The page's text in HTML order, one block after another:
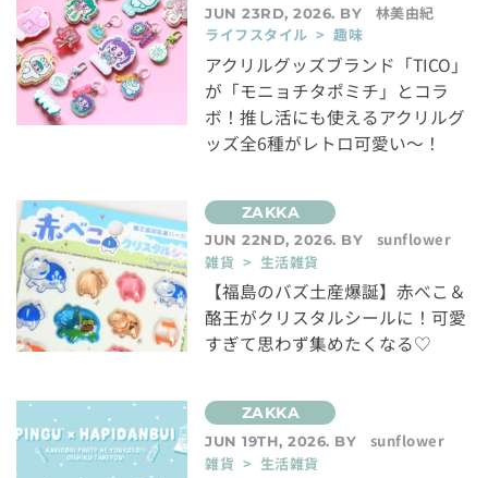
JUN 23RD, 2026. BY
林美由紀
ライフスタイル > 趣味
アクリルグッズブランド「TICO」
が「モニョチタポミチ」とコラ
ボ！推し活にも使えるアクリルグ
ッズ全6種がレトロ可愛い～！
JUN 22ND, 2026. BY
sunflower
雑貨 > 生活雑貨
【福島のバズ土産爆誕】赤べこ＆
酪王がクリスタルシールに！可愛
すぎて思わず集めたくなる♡
JUN 19TH, 2026. BY
sunflower
雑貨 > 生活雑貨